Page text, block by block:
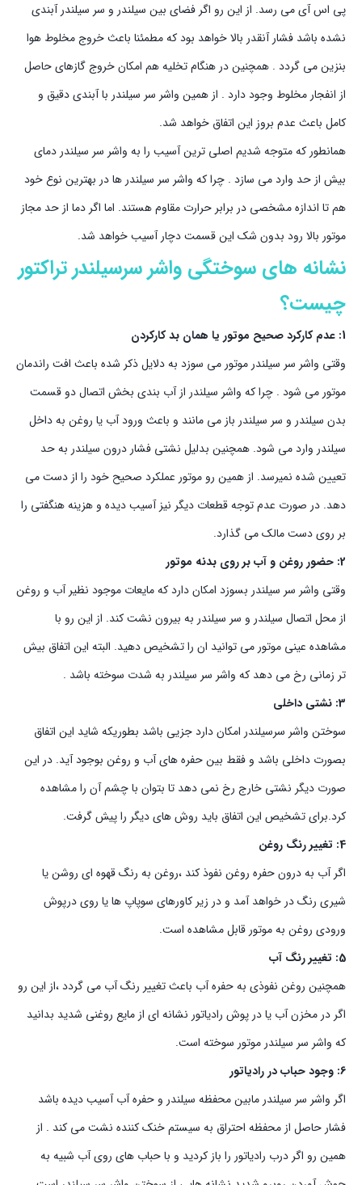
پی اس آی می رسد. از این رو اگر فضای بین سیلندر و سر سیلندر آبندی
نشده باشد فشار آنقدر بالا خواهد بود که مطمئنا باعث خروج مخلوط هوا
بنزین می گردد . همچنین در هنگام تخلیه هم امکان خروج گازهای حاصل
از انفجار مخلوط وجود دارد . از همین واشر سر سیلندر با آبندی دقیق و
کامل باعث عدم بروز این اتفاق خواهد شد.
همانطور که متوجه شدیم اصلی ترین آسیب را به واشر سر سیلندر دمای
بیش از حد وارد می سازد . چرا که واشر سر سیلندر ها در بهترین نوع خود
هم تا اندازه مشخصی در برابر حرارت مقاوم هستند. اما اگر دما از حد مجاز
موتور بالا رود بدون شک این قسمت دچار آسیب خواهد شد.
نشانه های سوختگی واشر سرسیلندر تراکتور
چیست؟
1: عدم کارکرد صحیح موتور یا همان بد کارکردن
وقتی واشر سر سیلندر موتور می سوزد به دلایل ذکر شده باعث افت راندمان
موتور می شود . چرا که واشر سیلندر از آب بندی بخش اتصال دو قسمت
بدن سیلندر و سر سیلندر باز می مانند و باعث ورود آب یا روغن به داخل
سیلندر وارد می شود. همچنین بدلیل نشتی فشار درون سیلندر به حد
تعیین شده نمیرسد. از همین رو موتور عملکرد صحیح خود را از دست می
دهد. در صورت عدم توجه قطعات دیگر نیز آسیب دیده و هزینه هنگفتی را
بر روی دست مالک می گذارد.
2: حضور روغن و آب بر روی بدنه موتور
وقتی واشر سر سیلندر بسوزد امکان دارد که مایعات موجود نظیر آب و روغن
از محل اتصال سیلندر و سر سیلندر به بیرون نشت کند. از این رو با
مشاهده عینی موتور می توانید ان را تشخیص دهید. البته این اتفاق بیش
تر زمانی رخ می دهد که واشر سر سیلندر به شدت سوخته باشد .
3: نشتی داخلی
سوختن واشر سرسیلندر امکان دارد جزیی باشد بطوریکه شاید این اتفاق
بصورت داخلی باشد و فقط بین حفره های آب و روغن بوجود آید. در این
صورت دیگر نشتی خارج رخ نمی دهد تا بتوان با چشم آن را مشاهده
کرد.برای تشخیص این اتفاق باید روش های دیگر را پیش گرفت.
4: تغییر رنگ روغن
اگر آب به درون حفره روغن نفوذ کند ،روغن به رنگ قهوه ای روشن یا
شیری رنگ در خواهد آمد و در زیر کاورهای سوپاپ ها یا روی درپوش
ورودی روغن به موتور قابل مشاهده است.
5: تغییر رنگ آب
همچنین روغن نفوذی به حفره آب باعث تغییر رنگ آب می گردد ،از این رو
اگر در مخزن آب یا در پوش رادیاتور نشانه ای از مایع روغنی شدید بدانید
که واشر سر سیلندر موتور سوخته است.
6: وجود حباب در رادیاتور
اگر واشر سر سیلندر مابین محفظه سیلندر و حفره آب آسیب دیده باشد
فشار حاصل از محفظه احتراق به سیستم خنک کننده نشت می کند . از
همین رو اگر درب رادیاتور را باز کردید و با حباب های روی آب شبیه به